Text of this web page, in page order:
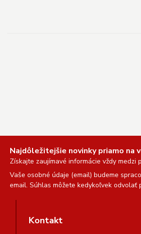
Najdôležitejšie novinky priamo na
Získajte zaujímavé informácie vždy medzi
Vaše osobné údaje (email) budeme
email. Súhlas môžete kedykoľvek
Kontakt